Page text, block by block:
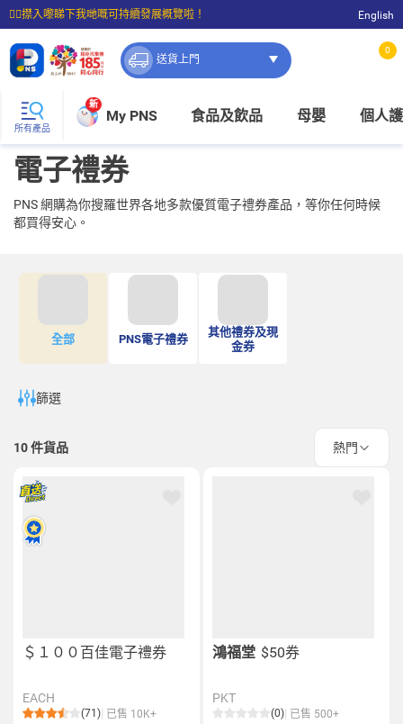
☝🏼㩒入嚟睇下我哋嘅可持續發展概覽啦！
⭐購物滿$399即享免費送貨；滿$100即可免費店取。
English
送貨上門
0
所有產品
新
My PNS 食品及飲品 母嬰 個人
電子禮券
PNS 網購為你搜羅世界各地多款優質電子禮券產品，等你任何時候
都買得安心。
全部 PNS電子禮券
其他禮券及現
金券
篩選
10件貨品 熱門
＄１００百佳電子禮券
EACH
(71) 已售 10K+
鴻福堂 $50券
PKT
(0) 已售 500+